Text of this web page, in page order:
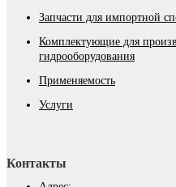
Запчасти для импортной
Комплектующие для
гидрооборудования
Применяемость
Услуги
Контакты